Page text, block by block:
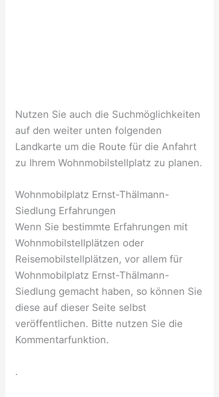
Nutzen Sie auch die Suchmöglichkeiten
auf den weiter unten folgenden
Landkarte um die Route für die Anfahrt
zu Ihrem Wohnmobilstellplatz zu planen.
Wohnmobilplatz Ernst-Thälmann-
Siedlung Erfahrungen
Wenn Sie bestimmte Erfahrungen mit
Wohnmobilstellplätzen oder
Reisemobilstellplätzen, vor allem für
Wohnmobilplatz Ernst-Thälmann-
Siedlung gemacht haben, so können Sie
diese auf dieser Seite selbst
veröffentlichen. Bitte nutzen Sie die
Kommentarfunktion.
.